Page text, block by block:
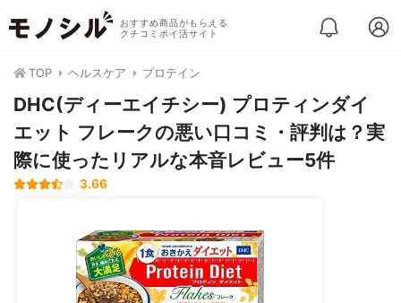
おすすめ商品がもらえる
クチコミポイ活サイト
TOP ヘルスケア プロテイン
DHC(ディーエイチシー) プロティンダイ
エット フレークの悪い口コミ・評判は？実
際に使ったリアルな本音レビュー5件
3.66